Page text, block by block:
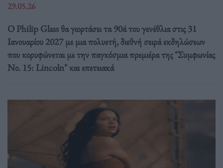
29.05.26
Ο Philip Glass θα γιορτάσει τα 90ά του γενέθλια στις 31
Ιανουαρίου 2027 με μια πολυετή, διεθνή σειρά εκδηλώσεων
που κορυφώνεται με την παγκόσμια πρεμιέρα της "Συμφωνίας
Νο. 15: Lincoln" και επετειακά